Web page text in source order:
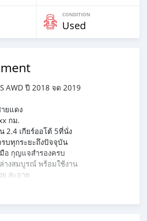
CONDITION
Used
AWD ปี 2018 จด 2019
ยแดง
กม.
2.4 เกียร์ออโต้ 5ที่นั่ง
บทุกระยะถึงปัจจุบัน
อ กุญแจสำรองครบ
างสมบูรณ์ พร้อมใช้งาน
สะอาด
นัก ไม่เคยน้ำท่วม เลขไมล์แท้ 100%
อก มีให้ใหม่ครับ